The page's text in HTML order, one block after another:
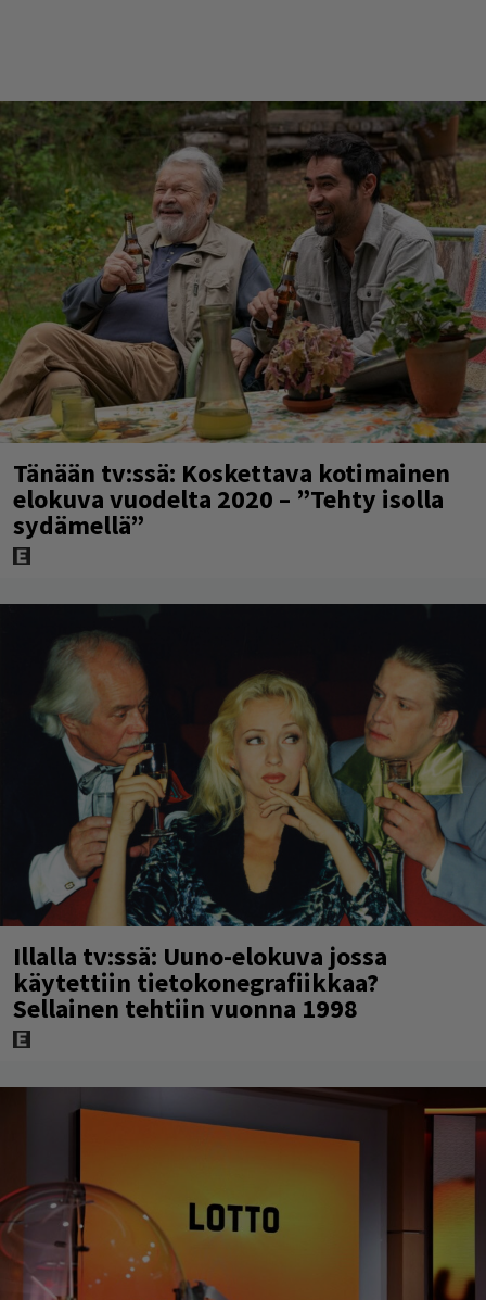
Tänään tv:ssä: Koskettava kotimainen
elokuva vuodelta 2020 – ”Tehty isolla
sydämellä”
Illalla tv:ssä: Uuno-elokuva jossa
käytettiin tietokonegrafiikkaa?
Sellainen tehtiin vuonna 1998